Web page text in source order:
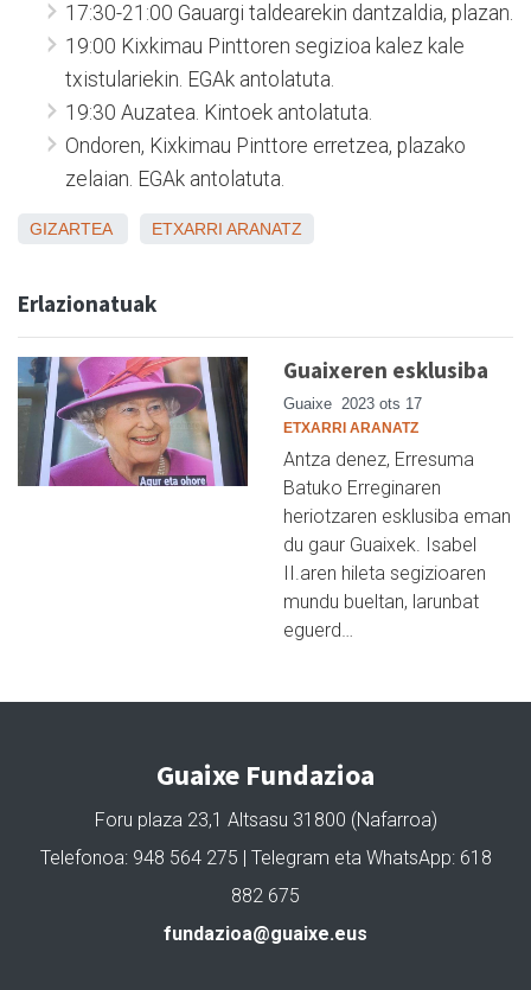
17:30-21:00 Gauargi taldearekin dantzaldia, plazan.
19:00 Kixkimau Pinttoren segizioa kalez kale
txistulariekin. EGAk antolatuta.
19:30 Auzatea. Kintoek antolatuta.
Ondoren, Kixkimau Pinttore erretzea, plazako
zelaian. EGAk antolatuta.
GIZARTEA ETXARRI ARANATZ
Erlazionatuak
Guaixeren esklusiba
Guaixe 2023 ots 17
ETXARRI ARANATZ
Antza denez, Erresuma
Batuko Erreginaren
heriotzaren esklusiba eman
du gaur Guaixek. Isabel
II.aren hileta segizioaren
mundu bueltan, larunbat
eguerd…
Guaixe Fundazioa
Foru plaza 23,1 Altsasu 31800 (Nafarroa)
Telefonoa: 948 564 275 | Telegram eta WhatsApp: 618
882 675
fundazioa@guaixe.eus